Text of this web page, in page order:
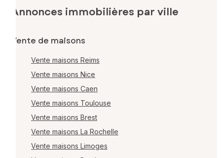
Annonces immobilières par ville
Vente de maisons
Vente maisons Reims
Vente maisons Nice
Vente maisons Caen
Vente maisons Toulouse
Vente maisons Brest
Vente maisons La Rochelle
Vente maisons Limoges